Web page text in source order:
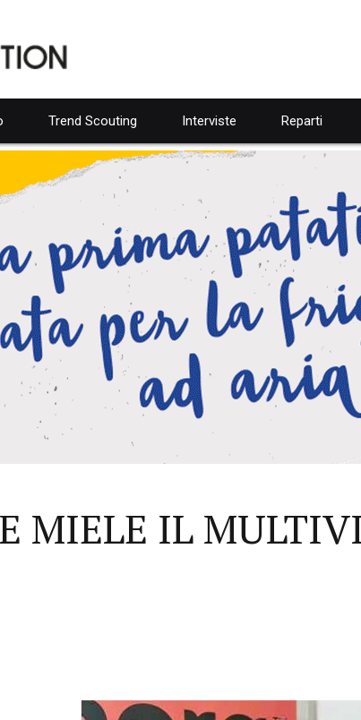
Trend Scouting Interviste Reparti
MIELE IL